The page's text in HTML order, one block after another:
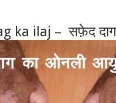
ka ilaj – सफ़ेद